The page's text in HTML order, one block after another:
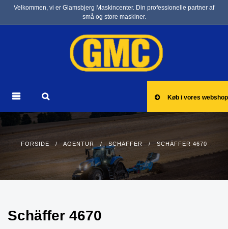
Velkommen, vi er Glamsbjerg Maskincenter. Din professionelle partner af
små og store maskiner.
Køb i vores webshop
FORSIDE / AGENTUR / SCHÄFFER / SCHÄFFER 4670
Schäffer 4670